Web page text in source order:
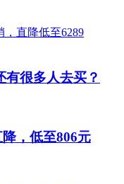
有很多人去买？
，低至806元